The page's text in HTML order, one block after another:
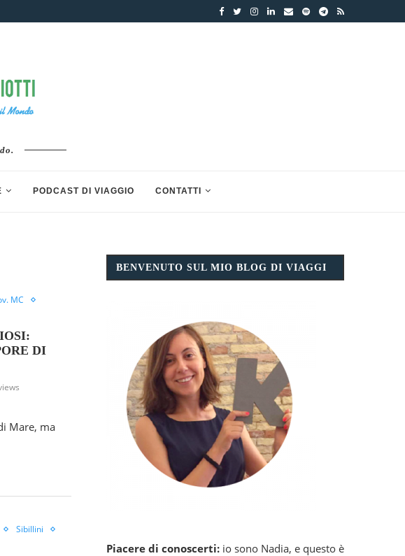
PODCAST DI VIAGGIO CONTATTI
MC
DI
Mare, ma
Sibillini
BENVENUTO SUL MIO BLOG DI VIAGGI
Piacere di conoscerti: io sono Nadia, e questo è